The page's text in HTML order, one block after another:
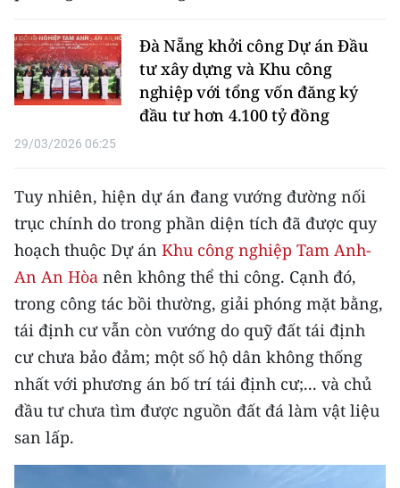
Media Chính trị
Media Kinh tế
Media Văn hóa
Media Pháp luật
Media Du lịch
Media Thế giới
Media Thể thao
Media Giáo dục
Media Y tế
Media Khoa học - Công nghệ
Đà Nẵng khởi công Dự án Đầu
tư xây dựng và Khu công
nghiệp với tổng vốn đăng ký
đầu tư hơn 4.100 tỷ đồng
29/03/2026 06:25
Tuy nhiên, hiện dự án đang vướng đường nối
trục chính do trong phần diện tích đã được quy
hoạch thuộc Dự án Khu công nghiệp Tam Anh-
An An Hòa nên không thể thi công. Cạnh đó,
trong công tác bồi thường, giải phóng mặt bằng,
tái định cư vẫn còn vướng do quỹ đất tái định
cư chưa bảo đảm; một số hộ dân không thống
nhất với phương án bố trí tái định cư;... và chủ
đầu tư chưa tìm được nguồn đất đá làm vật liệu
san lấp.